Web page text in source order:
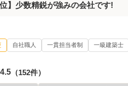
】少数精鋭が強みの会社です!
自社職人 一貫担当者制 一級建築士
4.5 （152件）